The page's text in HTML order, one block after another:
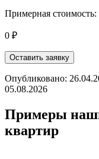
Примерная стоимость:
0 ₽
Оставить заявку
Опубликовано:
05.08.2026
Примеры
квартир